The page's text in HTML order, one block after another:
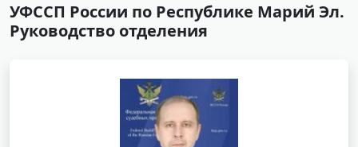
УФССП России по Республике Марий Эл.
Руководство отделения